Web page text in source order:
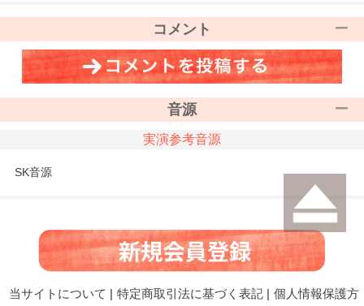
コメント
音源
実演参考音源
SK音源
当サイトについて | 特定商取引法に基づく表記 | 個人情報保護方